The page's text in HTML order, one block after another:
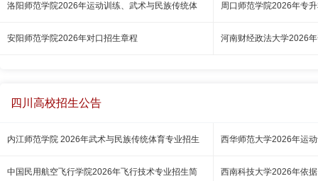
洛阳师范学院2026年运动训练、武术与民族传统体 周口师范学院2026年专
安阳师范学院2026年对口招生章程 河南财经政法大学2026
四川高校招生公告
内江师范学院 2026年武术与民族传统体育专业招生 西华师范大学2026年运
中国民用航空飞行学院2026年飞行技术专业招生简 西南科技大学2026年依